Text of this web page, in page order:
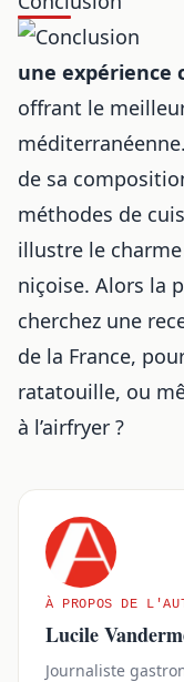
une expérience
offrant le
de sa
méthodes de
illustre le
niçoise. Alors la
cherchez une
de la France,
ratatouille, ou
à l’airfryer ?
À PROPOS DE
Lucile
Journaliste